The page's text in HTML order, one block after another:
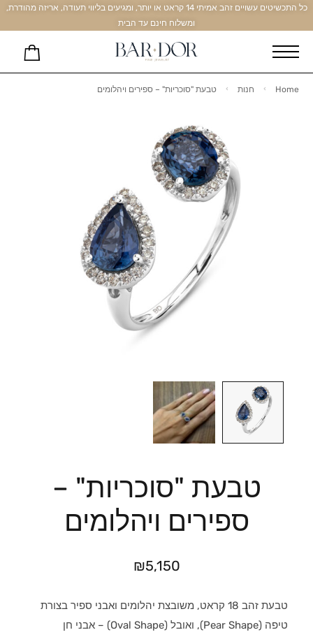
כל התכשיטים עשויים זהב אמיתי 14 קראט או יותר, ומגיעים בליווי תעודה, אריזה מהודרת,
ומשלוח חינם עד הבית
Home חנות טבעת "סוכריות" – ספירים ויהלומים
טבעת "סוכריות" –
ספירים ויהלומים
₪5,150
טבעת זהב 18 קראט, משובצת יהלומים ואבני ספיר בצורת
טיפה (Pear Shape), ואובל (Oval Shape) – אבני חן